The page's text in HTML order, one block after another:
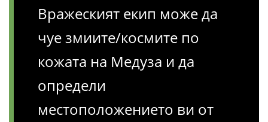
Вражеският екип може да
чуе змиите/космите по
кожата на Медуза и да
определи
местоположението ви от